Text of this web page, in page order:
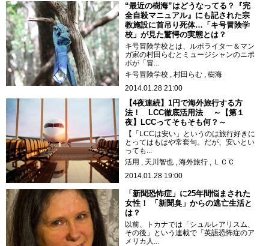
“最近の樹海”はどうなってる？『完
全自殺マニュアル』にも記された宗
教施設に首吊り死体…「キ号冒険学
校」が見た驚愕の実態とは？
キ号冒険学校とは、ルポライター＆マン
ガ家の村田らむとミュージシャンのニポ
ポが「冒...
キ号冒険学校
村田らむ
樹海
2014.01.28 21:00
【4夜連続】1円で海外旅行する方
法！ LCC徹底活用法 ～【第１
夜】LCCってそもそも何？～
【「LCCは安い」というのは旅行好きに
とってはもはや常套句。だが、安いとい
っても...
活用
天川智也 海外旅行
ＬＣＣ
2014.01.28 19:00
「新聞恐怖症」に25年間悩まされた
女性！ 「新聞臭」からの逃亡生活と
は？
以前、トカナでは「シュルレアリスム、
その後」という連載で「英語恐怖症のア
メリカ人...